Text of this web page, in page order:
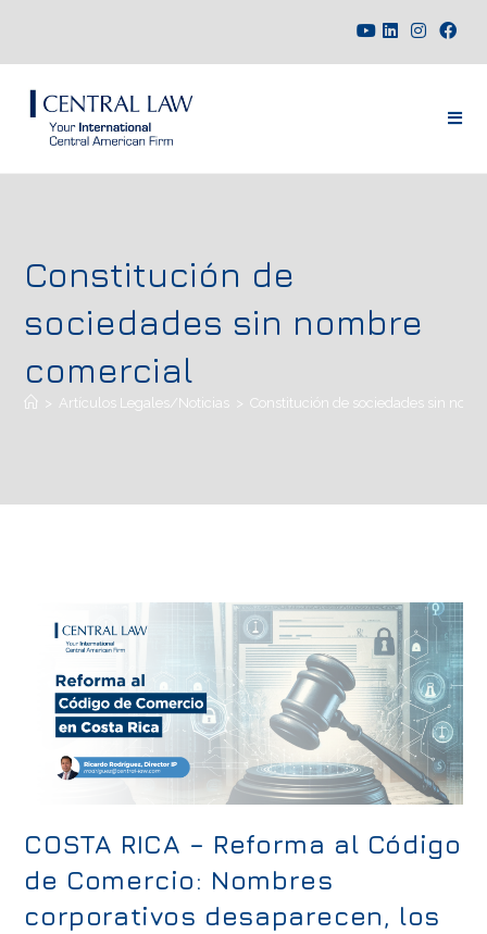
Constitución de
sociedades sin nombre
comercial
> Artículos Legales/Noticias > Constitución de sociedades sin
COSTA RICA – Reforma al Código
de Comercio: Nombres
corporativos desaparecen, los